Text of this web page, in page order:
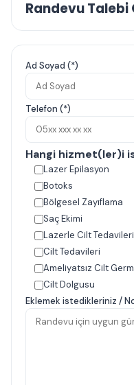
Randevu Talebi
Ad Soyad (*)
Telefon (*)
Hangi hizmet(ler)i
Lazer Epilasyon
Botoks
Bölgesel Zayıflama
Saç Ekimi
Lazerle Cilt Tedavileri
Cilt Tedavileri
Ameliyatsız Cilt
Cilt Dolgusu
Eklemek istedikleriniz /